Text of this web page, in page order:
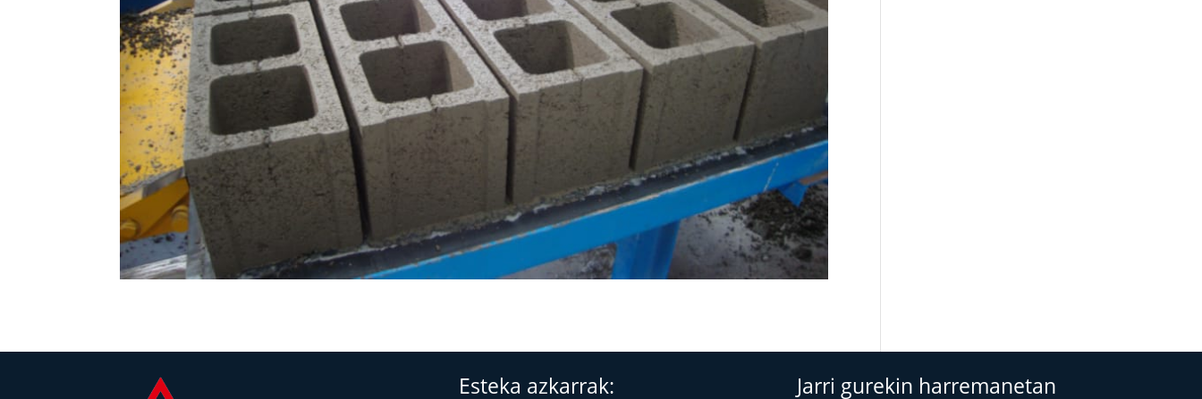
Esteka azkarrak: Jarri gurekin harremanetan